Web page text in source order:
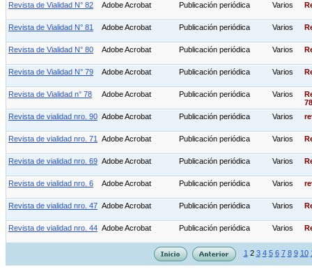
Revista de Vialidad N° 82 Adobe Acrobat Publicación periódica Varios
Revista de Vialidad N° 81 Adobe Acrobat Publicación periódica Varios
Revista de Vialidad N° 80 Adobe Acrobat Publicación periódica Varios
Revista de Vialidad N° 79 Adobe Acrobat Publicación periódica Varios
Revista de Vialidad n° 78 Adobe Acrobat Publicación periódica Varios
Revista de vialidad nro. 90 Adobe Acrobat Publicación periódica Varios
Revista de vialidad nro. 71 Adobe Acrobat Publicación periódica Varios
Revista de vialidad nro. 69 Adobe Acrobat Publicación periódica Varios
Revista de vialidad nro. 6 Adobe Acrobat Publicación periódica Varios
Revista de vialidad nro. 47 Adobe Acrobat Publicación periódica Varios
Revista de vialidad nro. 44 Adobe Acrobat Publicación periódica Varios
12 3 4 5 6 7 8 9 10